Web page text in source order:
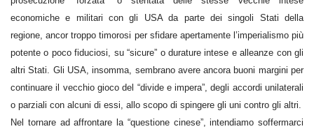
economiche e militari con gli USA da parte dei singoli Stati della
regione, ancor troppo timorosi per sfidare apertamente l’imperialismo più
potente o poco fiduciosi, su “sicure” o durature intese e alleanze con gli
altri Stati. Gli USA, insomma, sembrano avere ancora buoni margini per
continuare il vecchio gioco del “divide e impera”, degli accordi unilaterali
o parziali con alcuni di essi, allo scopo di spingere gli uni contro gli altri.
Nel tornare ad affrontare la “questione cinese”, intendiamo soffermarci